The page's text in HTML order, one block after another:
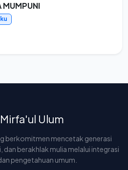
MUMPUNI
Ulum
berkomitmen mencetak generasi
dan berakhlak mulia melalui integrasi
pengetahuan umum.